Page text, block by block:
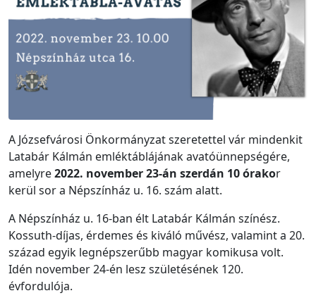
A Józsefvárosi Önkormányzat szeretettel vár mindenkit
Latabár Kálmán emléktáblájának avatóünnepségére,
amelyre2022. november 23-án szerdán 10 órakor
kerül sor a Népszínház u. 16. szám alatt.
A Népszínház u. 16-ban élt Latabár Kálmán színész.
Kossuth-díjas, érdemes és kiváló művész, valamint a 20.
század egyik legnépszerűbb magyar komikusa volt.
Idén november 24-én lesz születésének 120.
évfordulója.